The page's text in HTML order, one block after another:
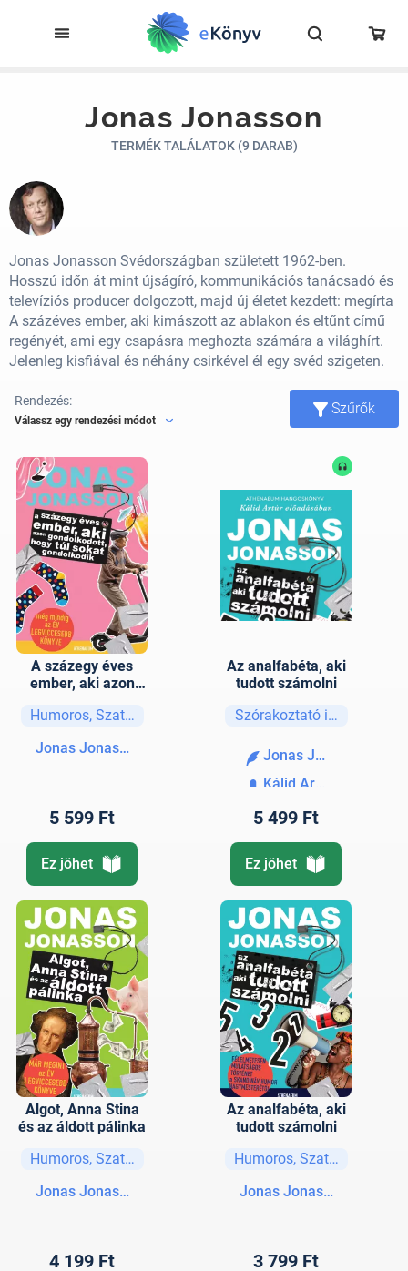
Jonas Jonasson
TERMÉK TALÁLATOK (9 DARAB)
Jonas Jonasson Svédországban született 1962-ben.
Hosszú időn át mint újságíró, kommunikációs tanácsadó és
televíziós producer dolgozott, majd új életet kezdett: megírta
A százéves ember, aki kimászott az ablakon és eltűnt című
regényét, ami egy csapásra meghozta számára a világhírt.
Jelenleg kisfiával és néhány csirkével él egy svéd szigeten.
Rendezés:
Válassz egy rendezési módot
Szűrők
A százegy éves
ember, aki azon
túl sokat
Humoros, Szatíra
Jonas Jonasson
5 599 Ft
Ez jöhet
Az analfabéta, aki
tudott számolni
Szórakoztató irodalom
Jonas Jonasson
Kálid Artúr
5 499 Ft
Ez jöhet
Algot, Anna Stina
és az áldott pálinka
Humoros, Szatíra
Jonas Jonasson
4 199 Ft
Az analfabéta, aki
tudott számolni
Humoros, Szatíra
Jonas Jonasson
3 799 Ft